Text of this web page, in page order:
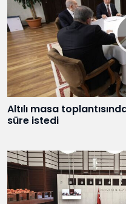
Altılı masa
süre istedi